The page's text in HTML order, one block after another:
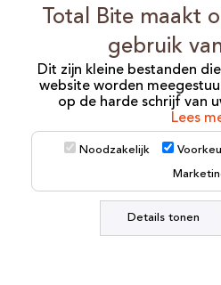
©2026 Total Bite. Alle Rechten
Total Bite maakt
gebruik
Dit zijn kleine bestanden
website worden
op de harde schrijf van
opgeslagen. Er zijn
gebruikt worden voor
Voor het plaatsen van
geen
Als u meer wilt weten
gebruiken, de gegevens
Lees
Noodzakelijk
Details tonen